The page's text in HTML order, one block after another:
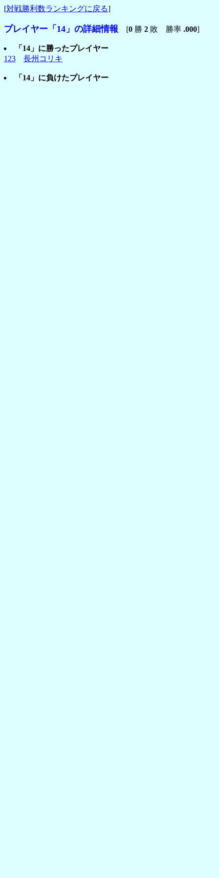
[対戦勝利数ランキングに戻る]
プレイヤー「14」の詳細情報 [0 勝 2 敗 勝率 .000]
「14」に勝ったプレイヤー
123
長州コリキ
「14」に負けたプレイヤー